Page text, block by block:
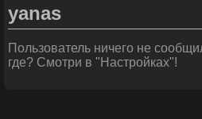
yanas
Пользователь ничего не
где? Смотри в "Настройках"!